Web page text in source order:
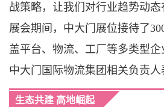
战策略，让我们对行业趋势动态
展会期间，中大门展位接待了
盖平台、物流、工厂等多类型
中大门国际物流集团相关负责人
生态共建 高地崛起